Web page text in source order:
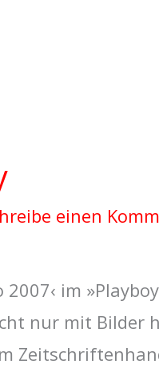
einen
im
nur mit Bilder